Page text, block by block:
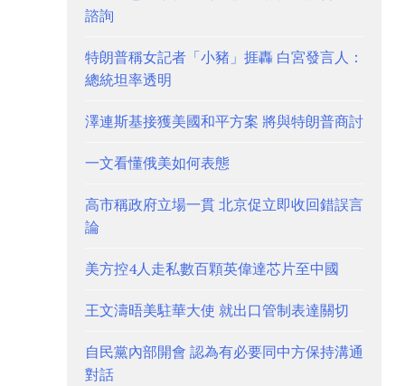
諮詢
特朗普稱女記者「小豬」捱轟 白宮發言人：
總統坦率透明
澤連斯基接獲美國和平方案 將與特朗普商討
一文看懂俄美如何表態
高市稱政府立場一貫 北京促立即收回錯誤言
論
美方控4人走私數百顆英偉達芯片至中國
王文濤晤美駐華大使 就出口管制表達關切
自民黨內部開會 認為有必要同中方保持溝通
對話